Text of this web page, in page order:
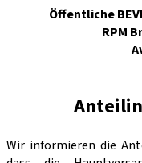
Öffentliche
RPM
Wir informieren die